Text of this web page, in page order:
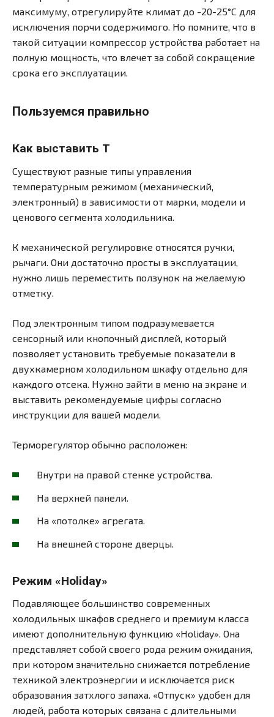
максимуму, отрегулируйте климат до -20-25°С для
исключения порчи содержимого. Но помните, что в
такой ситуации компрессор устройства работает на
полную мощность, что влечет за собой сокращение
срока его эксплуатации.
Пользуемся правильно
Как выставить T
Существуют разные типы управления
температурным режимом (механический,
электронный) в зависимости от марки, модели и
ценового сегмента холодильника.
К механической регулировке относятся ручки,
рычаги. Они достаточно просты в эксплуатации,
нужно лишь переместить ползунок на желаемую
отметку.
Под электронным типом подразумевается
сенсорный или кнопочный дисплей, который
позволяет установить требуемые показатели в
двухкамерном холодильном шкафу отдельно для
каждого отсека. Нужно зайти в меню на экране и
выставить рекомендуемые цифры согласно
инструкции для вашей модели.
Терморегулятор обычно расположен:
Внутри на правой стенке устройства.
На верхней панели.
На «потолке» агрегата.
На внешней стороне дверцы.
Режим «Holiday»
Подавляющее большинство современных
холодильных шкафов среднего и премиум класса
имеют дополнительную функцию «Holiday». Она
представляет собой своего рода режим ожидания,
при котором значительно снижается потребление
техникой электроэнергии и исключается риск
образования затхлого запаха. «Отпуск» удобен для
людей, работа которых связана с длительными